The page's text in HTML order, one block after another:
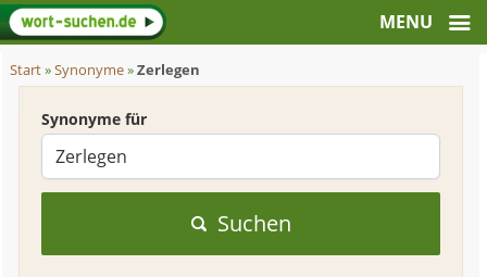
Start»Synonyme»Zerlegen
Synonyme für
Suchen